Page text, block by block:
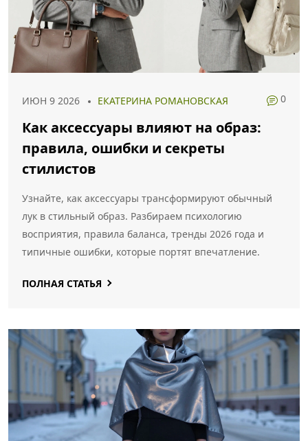
ИЮН 9 2026 ЕКАТЕРИНА РОМАНОВСКАЯ 0
Как аксессуары влияют на образ:
правила, ошибки и секреты
стилистов
Узнайте, как аксессуары трансформируют обычный
лук в стильный образ. Разбираем психологию
восприятия, правила баланса, тренды 2026 года и
типичные ошибки, которые портят впечатление.
ПОЛНАЯ СТАТЬЯ